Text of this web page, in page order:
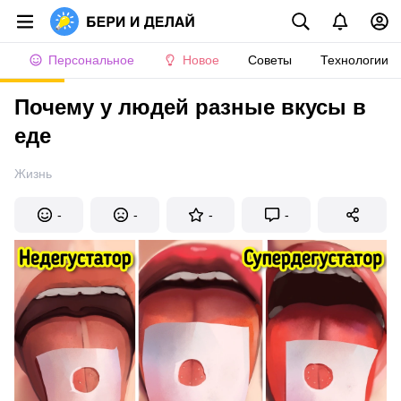
Персональное Новое Советы Технологии
Почему у людей разные вкусы в
еде
Жизнь
- - - -